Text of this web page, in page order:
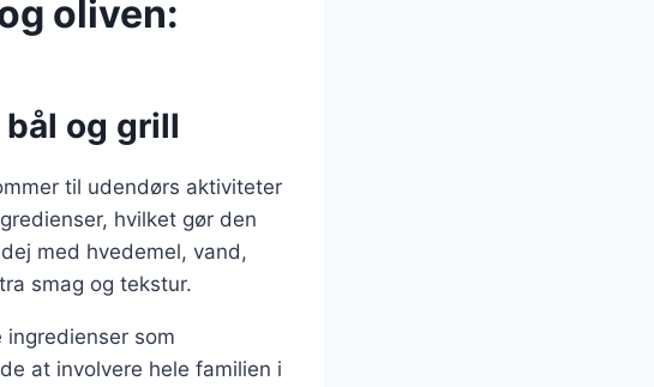
oliven:
og grill
til udendørs aktiviteter
hvilket gør den
med hvedemel, vand,
smag og tekstur.
som
at involvere hele familien i